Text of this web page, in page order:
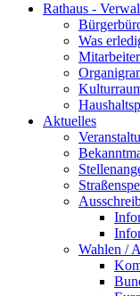
Rathaus -
Was
Mitarbeiter
Aktuelles
Wahlen /